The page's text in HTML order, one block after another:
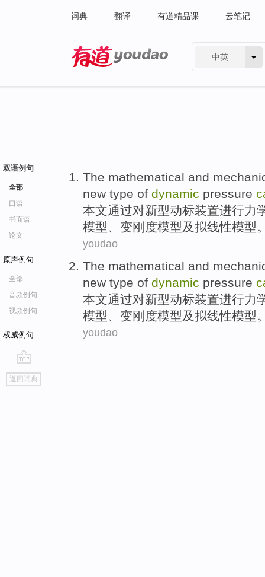
词典 翻译 有道精品课 云笔记
中英
双语例句
全部
口语
书面语
论文
原声例句
全部
音频例句
视频例句
权威例句
go
top
返回词典
The mathematical and
new type of dynamic pressure
本文通过对新型动标装置进行力
模型、变刚度模型及拟线性模型
youdao
The mathematical and
new type of dynamic pressure
本文通过对新型动标装置进行力
模型、变刚度模型及拟线性模型
youdao